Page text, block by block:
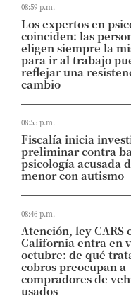
08:59 p.m.
Los expertos en
coinciden: las
eligen siempre la
para ir al trabajo
reflejar una
cambio
08:55 p.m.
Fiscalía inicia
preliminar contra
psicología acusada
menor con autismo
08:46 p.m.
Atención, ley CARS
California entra en
octubre: de qué
cobros preocupan a
compradores de
usados